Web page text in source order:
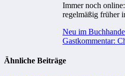
Immer noch online:
regelmäßig früher
Beitragsnavigation
Neu im
Gastkommentar:
Ähnliche Beiträge